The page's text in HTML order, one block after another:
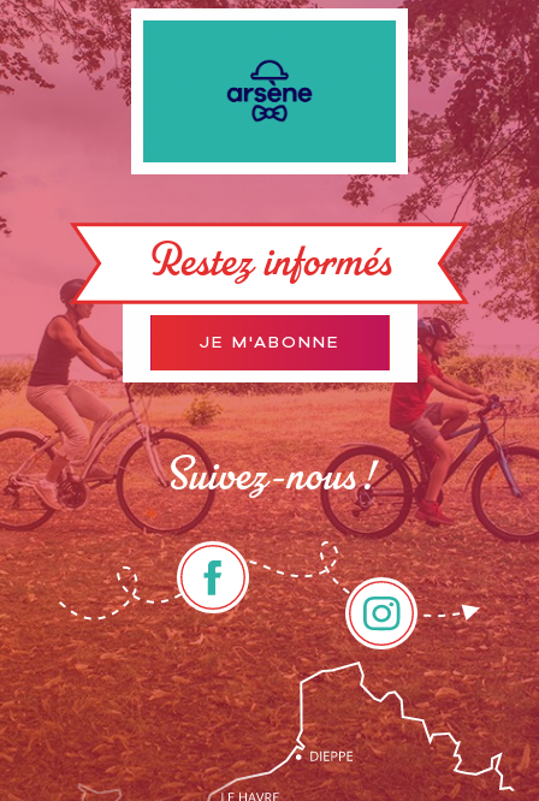
Description
Prestations
Tarifs
Ouvertures
Restez informés
JE M'ABONNE
Suivez-nous !